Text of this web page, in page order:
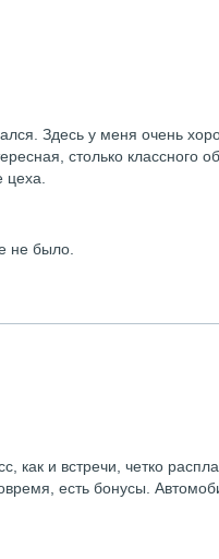
Здесь у меня очень
столько классного
не было.
и встречи, четко
есть бонусы.